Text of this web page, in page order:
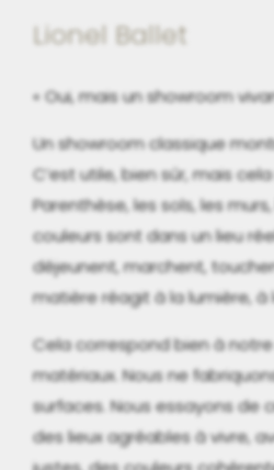
Lionel Ballet
« Oui, mais un showroom
Un showroom classique
C’est utile, bien sûr, mais
Parenthèse, les sols, les
couleurs sont dans un lieu
déjeunent, marchent,
matière réagit à la lumière, à
Cela correspond bien à
matériaux. Nous ne
surfaces. Nous essayons de
des lieux agréables à vivre,